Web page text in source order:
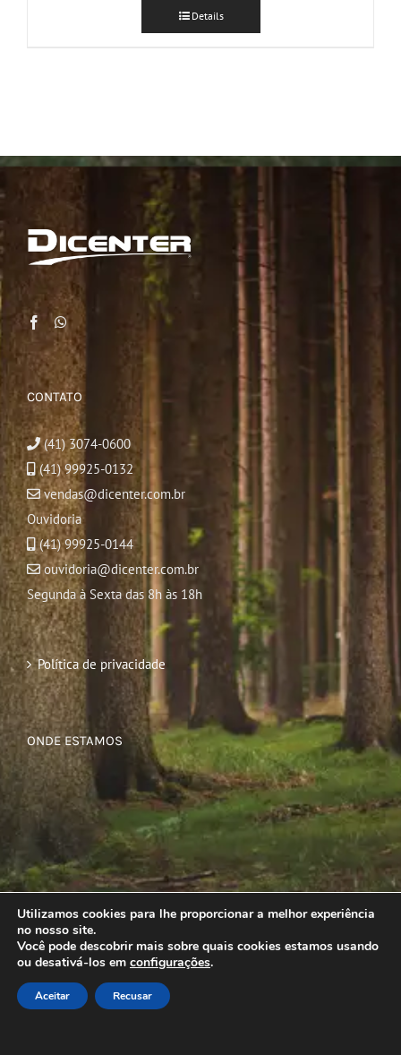
Details
CONTATO
(41) 3074-0600
(41) 99925-0132
vendas@dicenter.com.br
Ouvidoria
(41) 99925-0144
ouvidoria@dicenter.com.br
Segunda à Sexta das 8h às 18h
Política de privacidade
ONDE ESTAMOS
Utilizamos cookies para lhe proporcionar a melhor experiência
no nosso site.
Você pode descobrir mais sobre quais cookies estamos usando
ou desativá-los em configurações.
Aceitar Recusar